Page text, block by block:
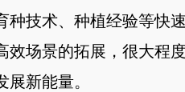
种技术、种植经验等快
场景的拓展，很大程
新能量。